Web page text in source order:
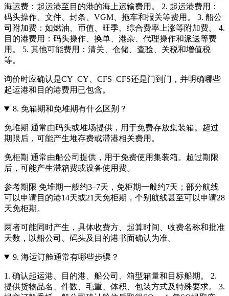
海运费：起运港至目的港的海上运输费用。 2. 起运港费用：
码头操作、文件、封条、VGM、拖车和报关等费用。 3. 船公
司附加费：如燃油、币值、旺季、综合费率上涨等附加费。 4.
目的港费用：码头操作、换单、港杂、代理操作和派送等费
用。 5. 其他可能费用：清关、仓储、查验、关税和增值税
等。
询价时应确认是CY–CY、CFS–CFS还是门到门，并明确哪些
起运港和目的港费用已包含。
8. 免箱期和免堆期有什么区别？
免堆期 通常由码头或堆场提供，用于免费存放集装箱。超过
期限后，可能产生堆存费或滞港相关费用。
免柜期 通常由船公司提供，用于免费使用集装箱。超过期限
后，可能产生滞箱费或设备使用费。
参考期限 免堆期一般约3–7天，免柜期一般约7天；部分航线
可以申请目的港14天或21天免柜期，个别航线甚至可以申请28
天免柜期。
两者可能同时产生，具体收费方、起算时间、收费名称和批准
天数，以船公司、码头及目的港书面确认为准。
9. 海运订舱通常有哪些步骤？
1. 确认起运港、目的港、船公司、箱型箱量和目标船期。 2.
提供货物品名、件数、毛重、体积、包装方式及特殊要求。 3.